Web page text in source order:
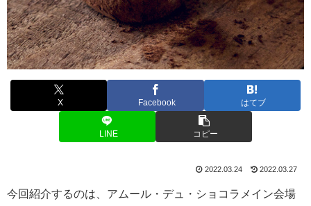
X Facebook はてブ
LINE コピー
2022.03.24 2022.03.27
今回紹介するのは、アムール・デュ・ショコラメイン会場